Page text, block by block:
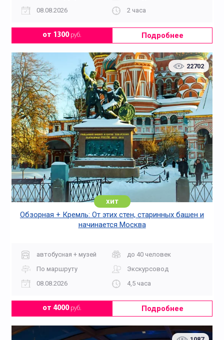
08.08.2026
2 часа
от 1300руб. Подробнее
22702
хит
Обзорная + Кремль: От этих стен, старинных башен и
начинается Москва
автобусная + музей
до 40 человек
По маршруту
Экскурсовод
08.08.2026
4,5 часа
от 4000руб. Подробнее